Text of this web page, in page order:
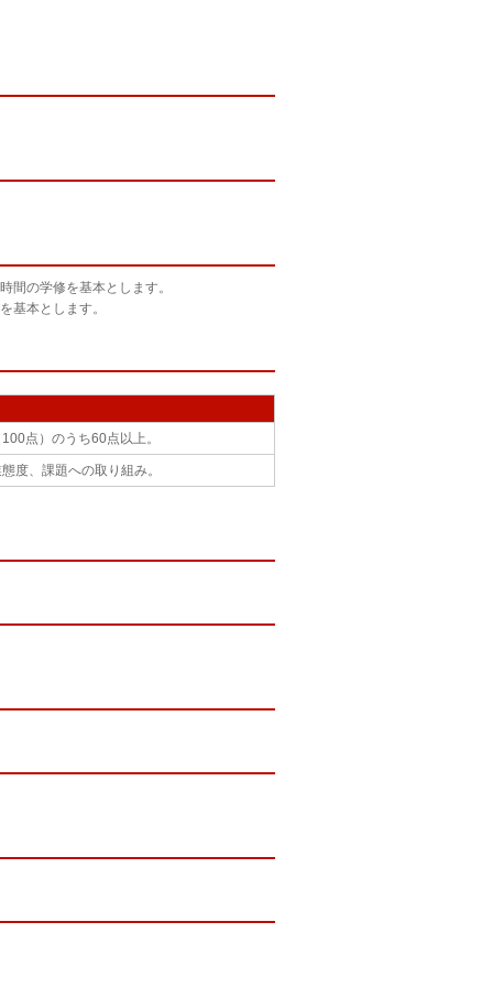
間の学修を基本とします。
基本とします。
点）のうち60点以上。
度、課題への取り組み。